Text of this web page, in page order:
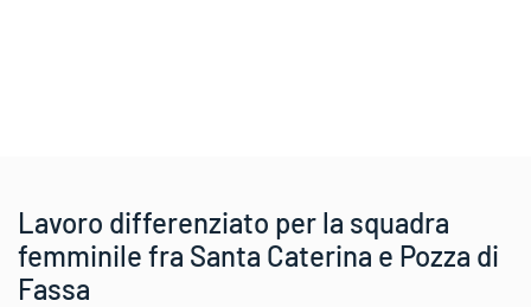
Lavoro differenziato per la squadra
femminile fra Santa Caterina e Pozza di
Fassa